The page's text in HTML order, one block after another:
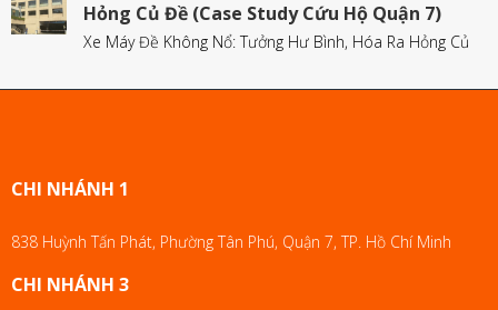
Hỏng Củ Đề (Case Study Cứu Hộ Quận 7)
Xe Máy Đề Không Nổ: Tưởng Hư Bình, Hóa Ra Hỏng Củ
CHI NHÁNH 1
838 Huỳnh Tấn Phát, Phường Tân Phú, Quận 7, TP. Hồ Chí Minh
CHI NHÁNH 3